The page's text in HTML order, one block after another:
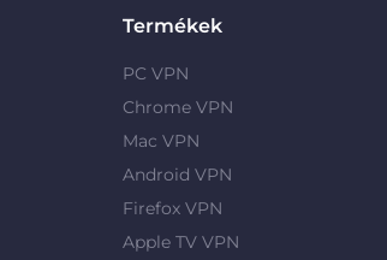
Termékek
PC VPN
Chrome VPN
Mac VPN
Android VPN
Firefox VPN
Apple TV VPN